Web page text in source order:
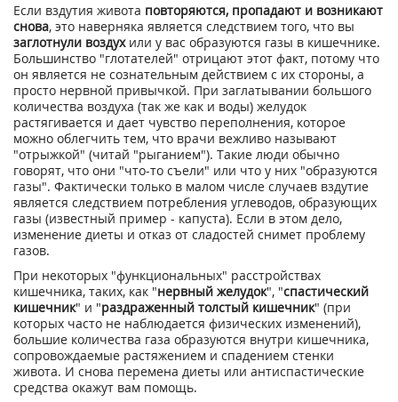
Если вздутия живота повторяются, пропадают и возникают
снова, это наверняка является следствием того, что вы
заглотнули воздухили у вас образуются газы в кишечнике.
Большинство "глотателей" отрицают этот факт, потому что
он является не сознательным действием с их стороны, а
просто нервной привычкой. При заглатывании большого
количества воздуха (так же как и воды) желудок
растягивается и дает чувство переполнения, которое
можно облегчить тем, что врачи вежливо называют
"отрыжкой" (читай "рыганием"). Такие люди обычно
говорят, что они "что-то съели" или что у них "образуются
газы". Фактически только в малом числе случаев вздутие
является следствием потребления углеводов, образующих
газы (известный пример - капуста). Если в этом дело,
изменение диеты и отказ от сладостей снимет проблему
газов.
При некоторых "функциональных" расстройствах
кишечника, таких, как "нервный желудок", "спастический
кишечник" и "раздраженный толстый кишечник" (при
которых часто не наблюдается физических изменений),
большие количества газа образуются внутри кишечника,
сопровождаемые растяжением и спадением стенки
живота. И снова перемена диеты или антиспастические
средства окажут вам помощь.